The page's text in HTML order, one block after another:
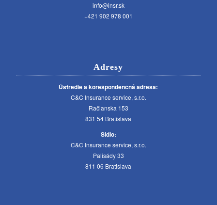
info@insr.sk
+421 902 978 001
Adresy
Ústredie a korešpondenčná adresa:
C&C Insurance service, s.r.o.
Račianska 153
831 54 Bratislava
Sídlo:
C&C Insurance service, s.r.o.
Palisády 33
811 06 Bratislava